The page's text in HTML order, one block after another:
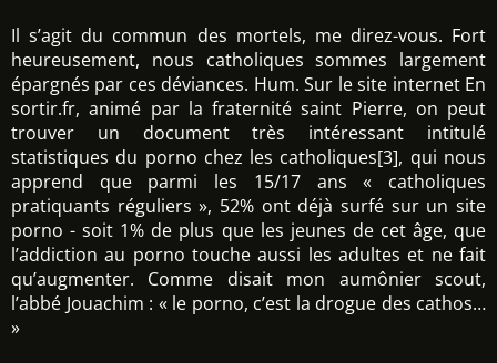
Il s’agit du commun des mortels, me direz-vous. Fort
heureusement, nous catholiques sommes largement
épargnés par ces déviances. Hum. Sur le site internet En
sortir.fr, animé par la fraternité saint Pierre, on peut
trouver un document très intéressant intitulé
statistiques du porno chez les catholiques[3], qui nous
apprend que parmi les 15/17 ans « catholiques
pratiquants réguliers », 52% ont déjà surfé sur un site
porno - soit 1% de plus que les jeunes de cet âge, que
l’addiction au porno touche aussi les adultes et ne fait
qu’augmenter. Comme disait mon aumônier scout,
l’abbé Jouachim : « le porno, c’est la drogue des cathos…
»